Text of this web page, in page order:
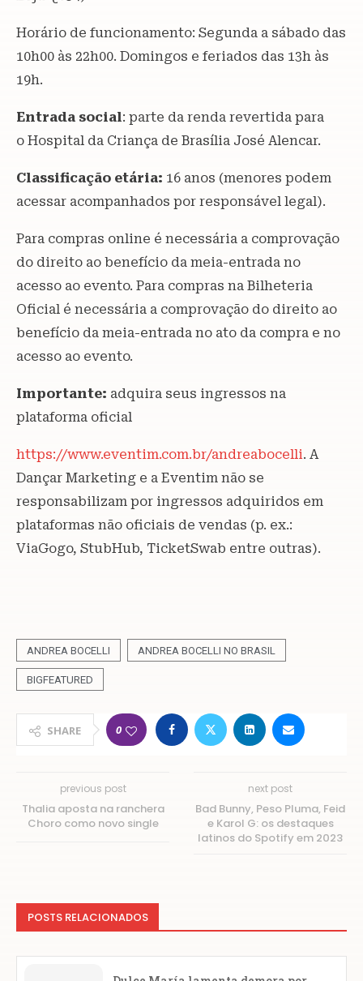
Horário de funcionamento: Segunda a sábado das
10h00 às 22h00. Domingos e feriados das 13h às
19h.
Entrada social: parte da renda revertida para
o Hospital da Criança de Brasília José Alencar.
Classificação etária: 16 anos (menores podem
acessar acompanhados por responsável legal).
Para compras online é necessária a comprovação
do direito ao benefício da meia-entrada no
acesso ao evento. Para compras na Bilheteria
Oficial é necessária a comprovação do direito ao
benefício da meia-entrada no ato da compra e no
acesso ao evento.
Importante: adquira seus ingressos na
plataforma oficial
https://www.eventim.com.br/andreabocelli. A
Dançar Marketing e a Eventim não se
responsabilizam por ingressos adquiridos em
plataformas não oficiais de vendas (p. ex.:
ViaGogo, StubHub, TicketSwab entre outras).
ANDREA BOCELLI ANDREA BOCELLI NO BRASIL
BIGFEATURED
SHARE 0
previous post
Thalia aposta na ranchera
Choro como novo single
next post
Bad Bunny, Peso Pluma, Feid
e Karol G: os destaques
latinos do Spotify em 2023
POSTS RELACIONADOS